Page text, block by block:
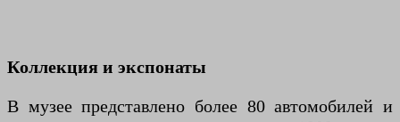
Коллекция и экспонаты
В музее представлено более 80 автомобилей и